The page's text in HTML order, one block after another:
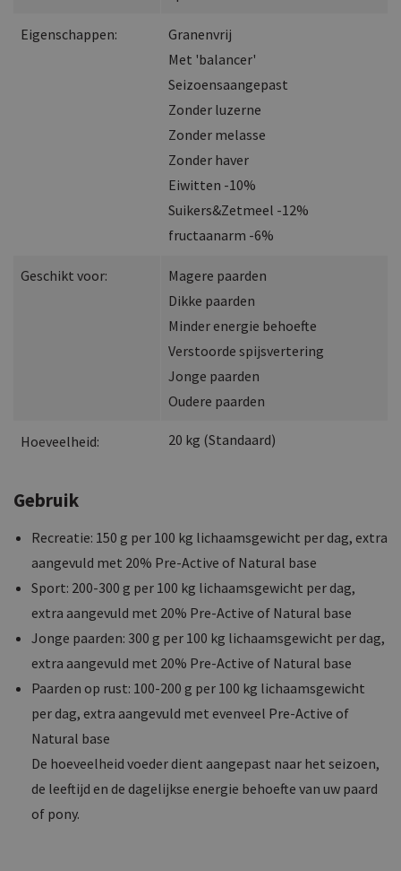
Eigenschappen:
Granenvrij
Met 'balancer'
Seizoensaangepast
Zonder luzerne
Zonder melasse
Zonder haver
Eiwitten -10%
Suikers&Zetmeel -12%
fructaanarm -6%
Geschikt voor:
Magere paarden
Dikke paarden
Minder energie behoefte
Verstoorde spijsvertering
Jonge paarden
Oudere paarden
Hoeveelheid: 20 kg (Standaard)
Gebruik
Recreatie: 150 g per 100 kg lichaamsgewicht per dag, extra
aangevuld met 20% Pre-Active of Natural base
Sport: 200-300 g per 100 kg lichaamsgewicht per dag,
extra aangevuld met 20% Pre-Active of Natural base
Jonge paarden: 300 g per 100 kg lichaamsgewicht per dag,
extra aangevuld met 20% Pre-Active of Natural base
Paarden op rust: 100-200 g per 100 kg lichaamsgewicht
per dag, extra aangevuld met evenveel Pre-Active of
Natural base
De hoeveelheid voeder dient aangepast naar het seizoen,
de leeftijd en de dagelijkse energie behoefte van uw paard
of pony.